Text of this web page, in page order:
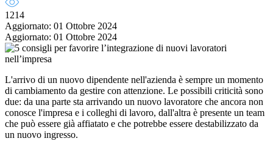
1214
Aggiornato: 01 Ottobre 2024
Aggiornato: 01 Ottobre 2024
L'arrivo di un nuovo dipendente nell'azienda è sempre un momento
di cambiamento da gestire con attenzione. Le possibili criticità sono
due: da una parte sta arrivando un nuovo lavoratore che ancora non
conosce l'impresa e i colleghi di lavoro, dall'altra è presente un team
che può essere già affiatato e che potrebbe essere destabilizzato da
un nuovo ingresso.